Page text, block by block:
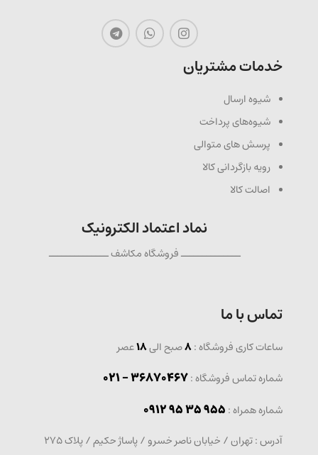
خدمات مشتریان
شیوه ارسال
شیوه‌های پرداخت
پرسش های متوالی
رویه بازگردانی کالا
اصالت کالا
نماد اعتماد الکترونیک
ــــــــــــــ فروشگاه مکاشف ــــــــــــــ
تماس با ما
ساعات کاری فروشگاه :8صبح الی18عصر
شماره تماس فروشگاه :36870467 - 021
0912 95 35 955 : شماره همراه
آدرس : تهران / خیابان ناصر خسرو / پاساژ حکیم / پلاک 275